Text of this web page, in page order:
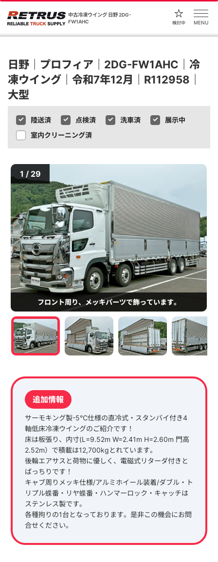
中古冷凍ウイング 日野 2DG-
FW1AHC
検討中 MENU
日野｜プロフィア｜2DG-FW1AHC｜冷
凍ウイング｜令和7年12月｜R112958｜
大型
陸送済 点検済 洗車済
展示中
室内クリーニング済
1 / 29
フロント周り、メッキパーツで飾っています。
追加情報
サーモキング製-5℃仕様の直冷式・スタンバイ付き4
軸低床冷凍ウイングのご紹介です！
床は板張り、内寸(L=9.52m W=2.41m H=2.60m 門高
2.52m）で積載は12,700kgとれています。
後輪エアサスと荷物に優しく、電磁式リターダ付きと
ばっちりです！
キャブ周りメッキ仕様/アルミホイール装着/ダブル・ト
リプル蝶番・リヤ蝶番・ハンマーロック・キャッチは
ステンレス製です。
各種拘りの1台となっております。是非この機会にお問
合せください。